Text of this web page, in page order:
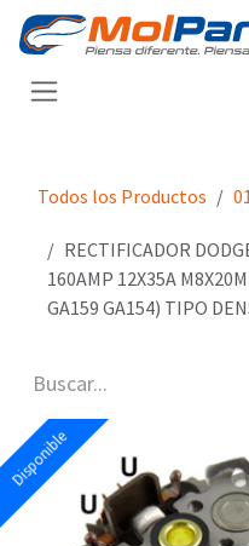
Ir al contenido
Todos los Productos
RECTIFICADOR
160AMP 12X35A
GA159 GA154) TIPO
Disponible
Disponible